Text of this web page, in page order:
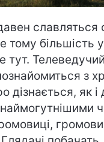
більшість
з
дізнається, як і